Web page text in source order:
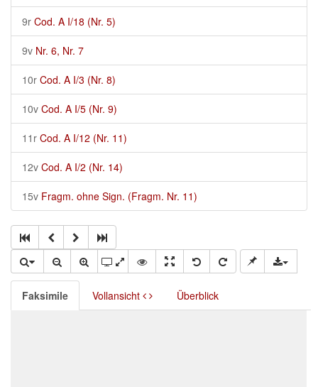
9r Cod. A I/18 (Nr. 5)
9v Nr. 6, Nr. 7
10r Cod. A I/3 (Nr. 8)
10v Cod. A I/5 (Nr. 9)
11r Cod. A I/12 (Nr. 11)
12v Cod. A I/2 (Nr. 14)
15v Fragm. ohne Sign. (Fragm. Nr. 11)
Faksimile Vollansicht Überblick